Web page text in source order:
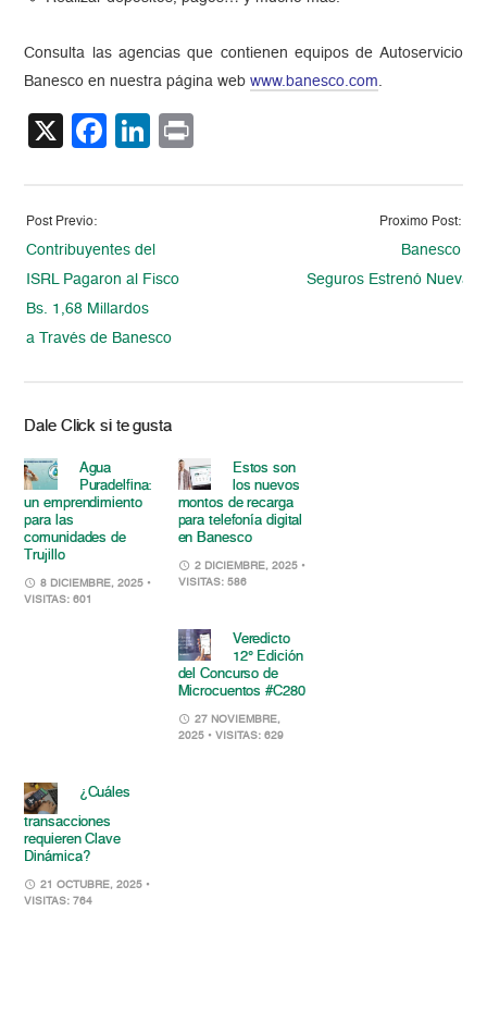
Consulta las agencias que contienen equipos de Autoservicio
Banesco en nuestra página webwww.banesco.com.
X Facebook
LinkedIn
Post Previo:
Contribuyentes del
ISRL Pagaron al Fisco
Bs. 1,68 Millardos
a Través de Banesco
Proximo Post:
Banesco
Seguros Estrenó Nueva
Dale Click si te gusta
Agua
Puradelfina:
un emprendimiento
para las
comunidades de
Trujillo
8 DICIEMBRE, 2025 •
VISITAS: 601
Estos son
los nuevos
montos de recarga
para telefonía digital
en Banesco
2 DICIEMBRE, 2025 •
VISITAS: 586
Veredicto
12° Edición
del Concurso de
Microcuentos #C280
27 NOVIEMBRE,
2025 • VISITAS: 629
¿Cuáles
transacciones
requieren Clave
Dinámica?
21 OCTUBRE, 2025 •
VISITAS: 764